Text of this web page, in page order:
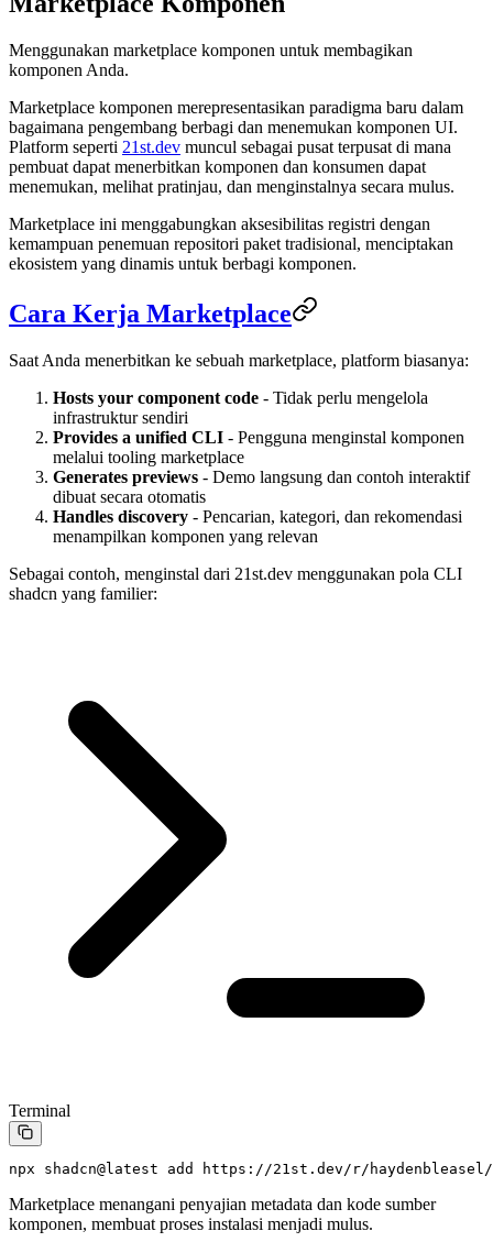
Menggunakan marketplace komponen untuk membagikan
komponen Anda.
Marketplace komponen merepresentasikan paradigma baru dalam
bagaimana pengembang berbagi dan menemukan komponen UI.
Platform seperti 21st.dev muncul sebagai pusat terpusat di mana
pembuat dapat menerbitkan komponen dan konsumen dapat
menemukan, melihat pratinjau, dan menginstalnya secara mulus.
Marketplace ini menggabungkan aksesibilitas registri dengan
kemampuan penemuan repositori paket tradisional, menciptakan
ekosistem yang dinamis untuk berbagi komponen.
Cara Kerja Marketplace
Saat Anda menerbitkan ke sebuah marketplace, platform biasanya:
Hosts your component code - Tidak perlu mengelola
infrastruktur sendiri
Provides a unified CLI - Pengguna menginstal komponen
melalui tooling marketplace
Generates previews - Demo langsung dan contoh interaktif
dibuat secara otomatis
Handles discovery - Pencarian, kategori, dan rekomendasi
menampilkan komponen yang relevan
Sebagai contoh, menginstal dari 21st.dev menggunakan pola CLI
shadcn yang familier:
Terminal
npx shadcn@latest add https://21st.dev/r/
Marketplace menangani penyajian metadata dan kode sumber
komponen, membuat proses instalasi menjadi mulus.